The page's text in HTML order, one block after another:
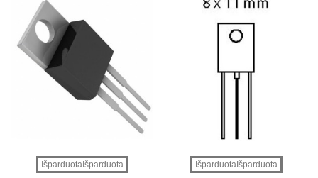
IšparduotaIšparduota IšparduotaIšparduota